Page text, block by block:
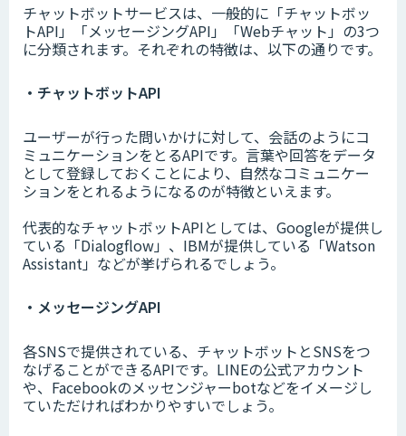
チャットボットサービスは、一般的に「チャットボッ
トAPI」「メッセージングAPI」「Webチャット」の3つ
に分類されます。それぞれの特徴は、以下の通りです。
・チャットボットAPI
ユーザーが行った問いかけに対して、会話のようにコ
ミュニケーションをとるAPIです。言葉や回答をデータ
として登録しておくことにより、自然なコミュニケー
ションをとれるようになるのが特徴といえます。
代表的なチャットボットAPIとしては、Googleが提供し
ている「Dialogflow」、IBMが提供している「Watson
Assistant」などが挙げられるでしょう。
・メッセージングAPI
各SNSで提供されている、チャットボットとSNSをつ
なげることができるAPIです。LINEの公式アカウント
や、Facebookのメッセンジャーbotなどをイメージし
ていただければわかりやすいでしょう。